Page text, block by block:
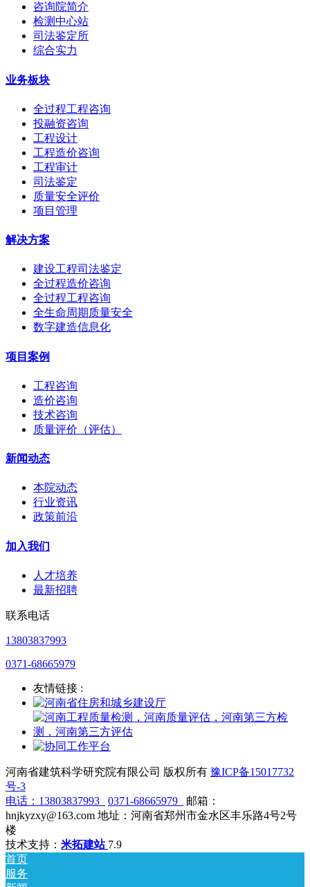
咨询院简介
检测中心站
司法鉴定所
综合实力
业务板块
全过程工程咨询
投融资咨询
工程设计
工程造价咨询
工程审计
司法鉴定
质量安全评价
项目管理
解决方案
建设工程司法鉴定
全过程造价咨询
全过程工程咨询
全生命周期质量安全
数字建造信息化
项目案例
工程咨询
造价咨询
技术咨询
质量评价（评估）
新闻动态
本院动态
行业资讯
政策前沿
加入我们
人才培养
最新招聘
联系电话
13803837993
0371-68665979
友情链接 :
河南省建筑科学研究院有限公司 版权所有 豫ICP备15017732
号-3
电话： 13803837993 0371-68665979
邮箱：
hnjkyzxy@163.com 地址：河南省郑州市金水区丰乐路4号2号
楼
技术支持： 米拓建站 7.9
首页
服务